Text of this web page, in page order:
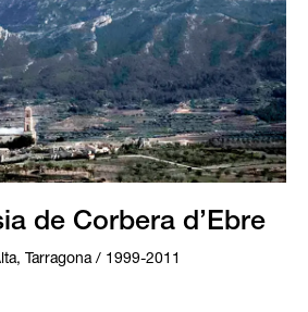
de Corbera d’Ebre
Tarragona / 1999-2011